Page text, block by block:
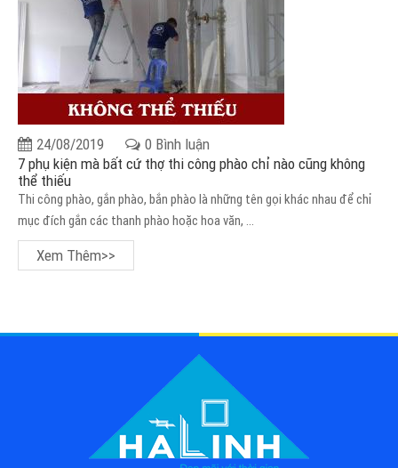
24/08/2019
0 Bình luận
7 phụ kiện mà bất cứ thợ thi công phào chỉ nào cũng không
thể thiếu
Thi công phào, gắn phào, bắn phào là những tên gọi khác nhau để chỉ
mục đích gắn các thanh phào hoặc hoa văn, ...
Xem Thêm>>